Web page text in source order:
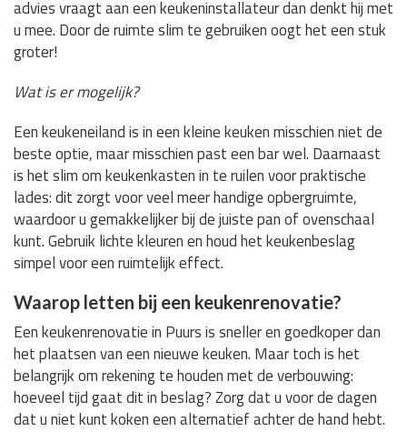
advies vraagt aan een keukeninstallateur dan denkt hij met
u mee. Door de ruimte slim te gebruiken oogt het een stuk
groter!
Wat is er mogelijk?
Een keukeneiland is in een kleine keuken misschien niet de
beste optie, maar misschien past een bar wel. Daarnaast
is het slim om keukenkasten in te ruilen voor praktische
lades: dit zorgt voor veel meer handige opbergruimte,
waardoor u gemakkelijker bij de juiste pan of ovenschaal
kunt. Gebruik lichte kleuren en houd het keukenbeslag
simpel voor een ruimtelijk effect.
Waarop letten bij een keukenrenovatie?
Een keukenrenovatie in Puurs is sneller en goedkoper dan
het plaatsen van een nieuwe keuken. Maar toch is het
belangrijk om rekening te houden met de verbouwing:
hoeveel tijd gaat dit in beslag? Zorg dat u voor de dagen
dat u niet kunt koken een alternatief achter de hand hebt.